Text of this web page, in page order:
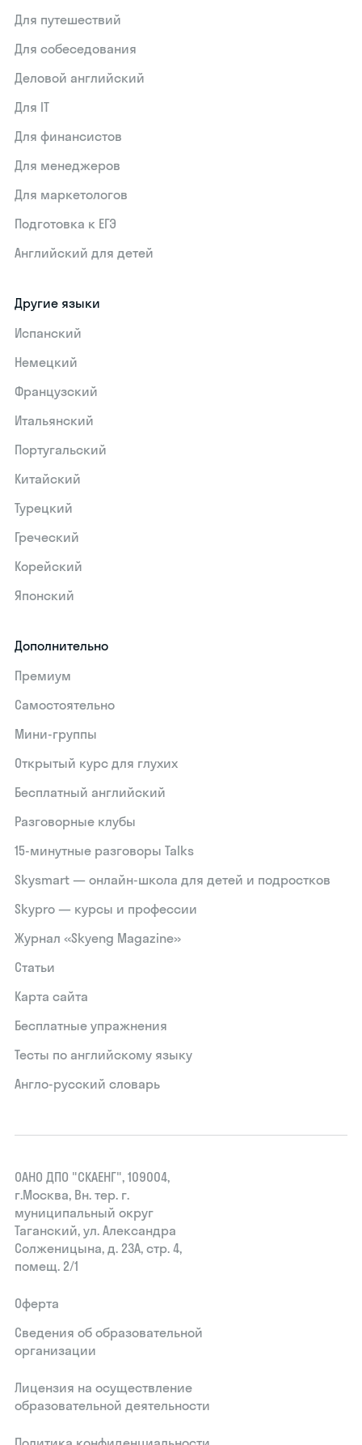
Для путешествий
Для собеседования
Деловой английский
Для IT
Для финансистов
Для менеджеров
Для маркетологов
Подготовка к ЕГЭ
Английский для детей
Другие языки
Испанский
Немецкий
Французский
Итальянский
Португальский
Китайский
Турецкий
Греческий
Корейский
Японский
Дополнительно
Премиум
Самостоятельно
Мини-группы
Открытый курс для глухих
Бесплатный английский
Разговорные клубы
15‑минутные разговоры Talks
Skysmart — онлайн-школа для детей и подростков
Skypro — курсы и профессии
Журнал «Skyeng Magazine»
Статьи
Карта сайта
Бесплатные упражнения
Тесты по английскому языку
Англо-русский словарь
ОАНО ДПО "СКАЕНГ", 109004,
г.Москва, Вн. тер. г.
муниципальный округ
Таганский, ул. Александра
Солженицына, д. 23А, стр. 4,
помещ. 2/1
Оферта
Сведения об образовательной
организации
Лицензия на осуществление
образовательной деятельности